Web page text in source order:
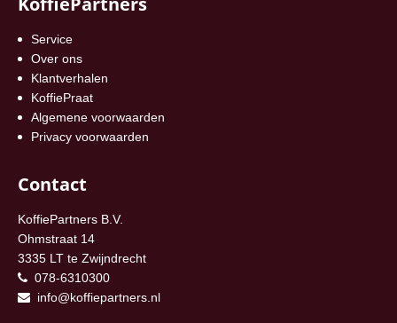
Service
Over ons
Klantverhalen
KoffiePraat
Algemene voorwaarden
Privacy voorwaarden
Contact
KoffiePartners B.V.
Ohmstraat 14
3335 LT te Zwijndrecht
078-6310300
info@koffiepartners.nl